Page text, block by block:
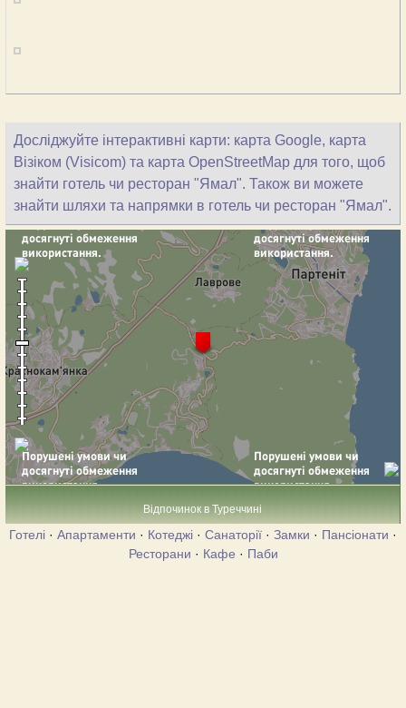
Досліджуйте інтерактивні карти: карта Google, карта
Візіком (Visicom) та карта OpenStreetMap для того, щоб
знайти готель чи ресторан "Ямал". Також ви можете
знайти шляхи та напрямки в готель чи ресторан "Ямал".
Відпочинок в Туреччині
Готелі · Апартаменти · Котеджі · Санаторії · Замки · Пансіонати ·
Ресторани · Кафе · Паби